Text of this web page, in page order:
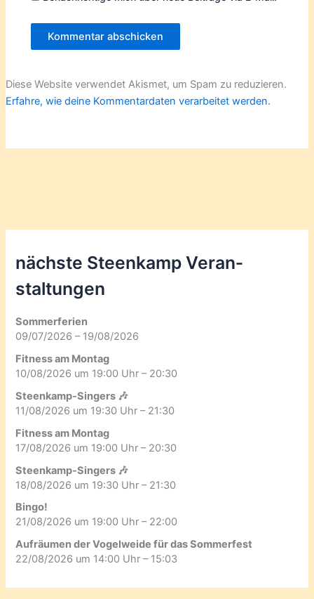
Diese Website verwendet Akismet, um Spam zu reduzieren.
Erfahre, wie deine Kommentardaten verarbeitet werden.
nächste Steenkamp Veran­
staltungen
Sommerferien
09/07/2026 – 19/08/2026
Fitness am Montag
10/08/2026 um 19:00 Uhr – 20:30
Steenkamp-Singers 🎶
11/08/2026 um 19:30 Uhr – 21:30
Fitness am Montag
17/08/2026 um 19:00 Uhr – 20:30
Steenkamp-Singers 🎶
18/08/2026 um 19:30 Uhr – 21:30
Bingo!
21/08/2026 um 19:00 Uhr – 22:00
Aufräumen der Vogelweide für das Sommerfest
22/08/2026 um 14:00 Uhr – 15:03